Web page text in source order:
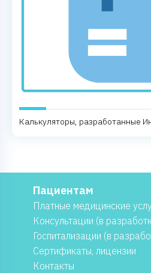
Калькуляторы, разработанные
Пациентам
Платные медицинские
Консультации (в
Госпитализации (в
Сертификаты, лицензии
Контакты